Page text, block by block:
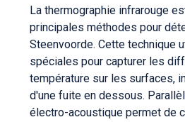
La thermographie infrarouge
principales méthodes pour
Steenvoorde. Cette technique
spéciales pour capturer les
température sur les surfaces,
d'une fuite en dessous.
électro-acoustique permet de